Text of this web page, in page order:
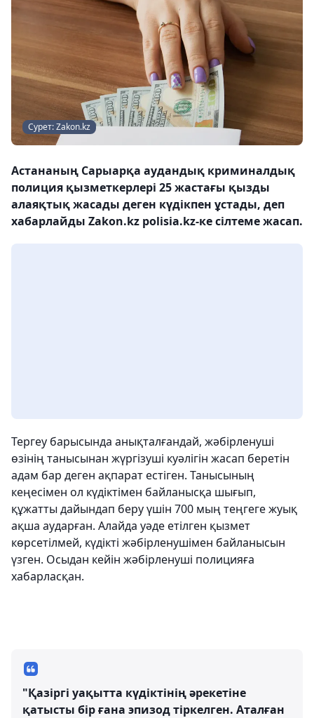
Сурет: Zakon.kz
Астананың Сарыарқа аудандық криминалдық
полиция қызметкерлері 25 жастағы қызды
алаяқтық жасады деген күдікпен ұстады, деп
хабарлайды Zakon.kz polisia.kz-ке сілтеме жасап.
Тергеу барысында анықталғандай, жәбірленуші
өзінің танысынан жүргізуші куәлігін жасап беретін
адам бар деген ақпарат естіген. Танысының
кеңесімен ол күдіктімен байланысқа шығып,
құжатты дайындап беру үшін 700 мың теңгеге жуық
ақша аударған. Алайда уәде етілген қызмет
көрсетілмей, күдікті жәбірленушімен байланысын
үзген. Осыдан кейін жәбірленуші полицияға
хабарласқан.
"Қазіргі уақытта күдіктінің әрекетіне
қатысты бір ғана эпизод тіркелген. Аталған